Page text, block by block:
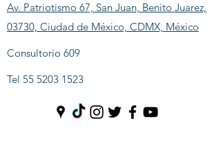
Av. Patriotismo 67, San Juan, Benito Juarez,
03730, Ciudad de México, CDMX, México
Consultorio 609
Tel 55 5203 1523